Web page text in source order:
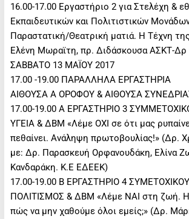
16.00-17.00 Εργαστήριο 2 για Στελέχη &
Εκπαιδευτικών και Πολιτιστικών
Παραστατική/Θεατρική ματιά. Η Τέχνη
Ελένη Μωραϊτη, πρ. Διδάσκουσα ΑΣΚΤ-Δρ
ΣΑΒΒΑΤΟ 13 ΜΑΪΟΥ 2017
17.00 -19.00 ΠΑΡΑΛΛΗΛΑ ΕΡΓΑΣΤΗΡΙΑ
ΑΙΘΟΥΣΑ Α ΟΡΟΦΟΥ & ΑΙΘΟΥΣΑ
17.00-19.00 Α ΕΡΓΑΣΤΗΡΙΟ 3
ΥΓΕΙΑ & ΔΒΜ «Λέμε ΟΧΙ σε ότι μας
πεθαίνει. Ανάληψη πρωτοβουλίας!» (Δρ.
με: Δρ. Παρασκευή Ορφανουδάκη, Ελίνα
Κανδαράκη. Κ.Ε ΕΔΕΕΚ)
17.00-19.00 Β ΕΡΓΑΣΤΗΡΙΟ 4
ΠΟΛΙΤΙΣΜΟΣ & ΔΒΜ «Λέμε ΝΑΙ στη ζωή.
πώς να μην χαθούμε όλοι εμείς;» (Δρ.